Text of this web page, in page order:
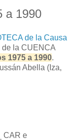
a 1990
de la Causa
de la CUENCA
1975 a 1990.
Abella (Iza,
CAR e